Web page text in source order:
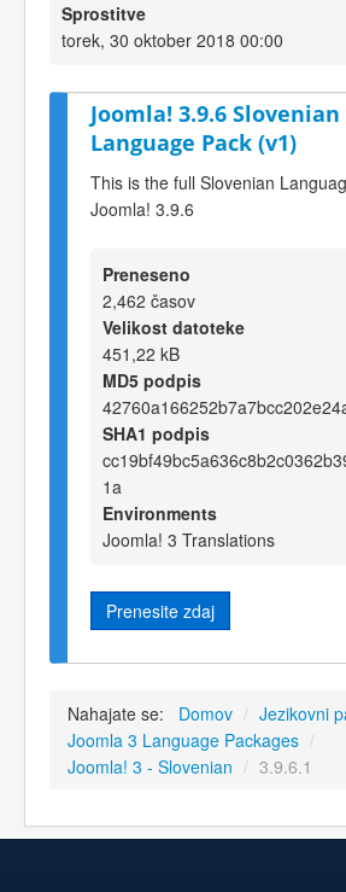
Sprostitve
torek, 30 oktober 2018 00:00
Joomla! 3.9.6 Slovenian
Language Pack (v1)
This is the full Slovenian
Joomla! 3.9.6
Preneseno
2,462 časov
Velikost datoteke
451,22 kB
MD5 podpis
SHA1 podpis
1a
Environments
Joomla! 3 Translations
Prenesite zdaj
Nahajate se: Domov / Jezikovni
Joomla 3 Language Packages /
Joomla! 3 - Slovenian / 3.9.6.1